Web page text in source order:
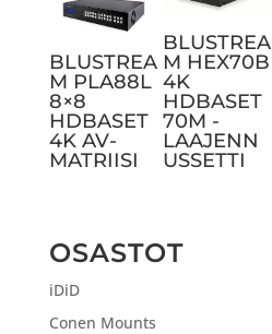
BLUSTREA
M PLA88L
8×8
HDBASET
4K AV-
MATRIISI
BLUSTREA
M HEX70B
4K
HDBASET
70M -
LAAJENN
USSETTI
OSASTOT
iDiD
Conen Mounts